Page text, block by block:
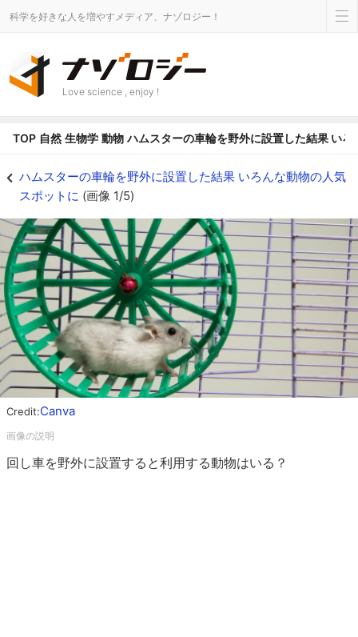
科学を好きな人を増やすメディア、ナゾロジー！
Love science , enjoy !
TOP 自然 生物学 動物 ハムスターの車輪を野外に設置した結果 い
ハムスターの車輪を野外に設置した結果 いろんな動物の人気
スポットに (画像 1/5)
Credit:Canva
回し車を野外に設置すると利用する動物はいる？